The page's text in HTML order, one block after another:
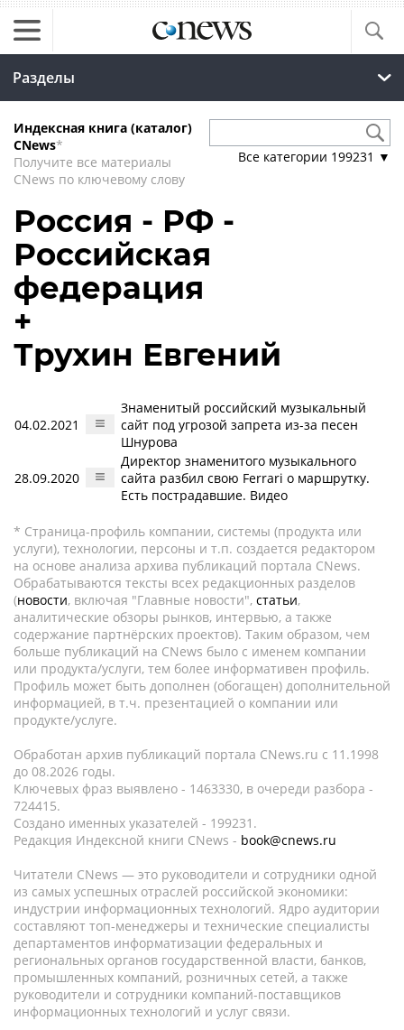
Разделы
Индексная книга (каталог)
CNews*
Получите все материалы
CNews по ключевому слову
Все категории 199231 ▼
Россия - РФ -
Российская
федерация
+
Трухин Евгений
04.02.2021
Знаменитый российский музыкальный
сайт под угрозой запрета из-за песен
Шнурова
28.09.2020
Директор знаменитого музыкального
сайта разбил свою Ferrari о маршрутку.
Есть пострадавшие. Видео
* Страница-профиль компании, системы (продукта или
услуги), технологии, персоны и т.п. создается редактором
на основе анализа архива публикаций портала CNews.
Обрабатываются тексты всех редакционных разделов
(новости, включая "Главные новости", статьи,
аналитические обзоры рынков, интервью, а также
содержание партнёрских проектов). Таким образом, чем
больше публикаций на CNews было с именем компании
или продукта/услуги, тем более информативен профиль.
Профиль может быть дополнен (обогащен) дополнительной
информацией, в т.ч. презентацией о компании или
продукте/услуге.
Обработан архив публикаций портала CNews.ru c 11.1998
до 08.2026 годы.
Ключевых фраз выявлено - 1463330, в очереди разбора -
724415.
Создано именных указателей - 199231.
Редакция Индексной книги CNews - book@cnews.ru
Читатели CNews — это руководители и сотрудники одной
из самых успешных отраслей российской экономики:
индустрии информационных технологий. Ядро аудитории
составляют топ-менеджеры и технические специалисты
департаментов информатизации федеральных и
региональных органов государственной власти, банков,
промышленных компаний, розничных сетей, а также
руководители и сотрудники компаний-поставщиков
информационных технологий и услуг связи.